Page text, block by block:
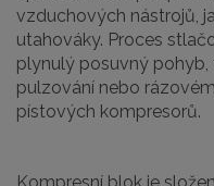
vzduchových nástrojů,
utahováky. Proces
plynulý posuvný
pulzování nebo
pístových kompresorů.